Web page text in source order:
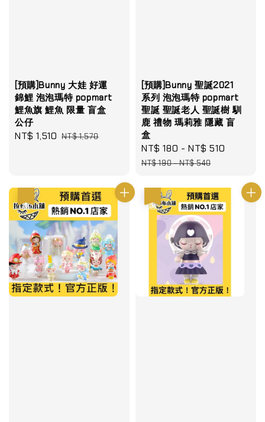
[預購]Bunny 大娃 好運
錦鯉 泡泡瑪特 popmart
鯉魚旗 鯉魚 限量 盲盒
公仔
Sale
NT$ 1,510 Regular
NT$ 1,570
[預購]Bunny 聖誕2021
系列 泡泡瑪特 popmart
聖誕 聖誕老人 聖誕樹 馴
鹿 禮物 瑪莉雅 隱藏 盲
盒
Sale
price
NT$ 180 -NT$ 510
NT$ 190-NT$ 540